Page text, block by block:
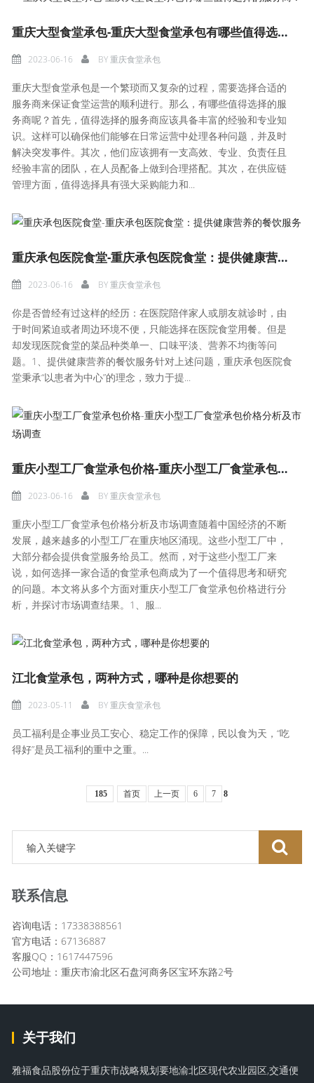
重庆大型食堂承包-重庆大型食堂承包有哪些值得选择的服务商？
2023-06-16 BY重庆食堂承包
重庆大型食堂承包是一个繁琐而又复杂的过程，需要选择合适的
服务商来保证食堂运营的顺利进行。那么，有哪些值得选择的服
务商呢？首先，值得选择的服务商应该具备丰富的经验和专业知
识。这样可以确保他们能够在日常运营中处理各种问题，并及时
解决突发事件。其次，他们应该拥有一支高效、专业、负责任且
经验丰富的团队，在人员配备上做到合理搭配。其次，在供应链
管理方面，值得选择具有强大采购能力和...
重庆承包医院食堂-重庆承包医院食堂：提供健康营养的餐饮服务
2023-06-16 BY重庆食堂承包
你是否曾经有过这样的经历：在医院陪伴家人或朋友就诊时，由
于时间紧迫或者周边环境不便，只能选择在医院食堂用餐。但是
却发现医院食堂的菜品种类单一、口味平淡、营养不均衡等问
题。1、提供健康营养的餐饮服务针对上述问题，重庆承包医院食
堂秉承“以患者为中心”的理念，致力于提...
重庆小型工厂食堂承包价格-重庆小型工厂食堂承包价格分析及市场调查
2023-06-16 BY重庆食堂承包
重庆小型工厂食堂承包价格分析及市场调查随着中国经济的不断
发展，越来越多的小型工厂在重庆地区涌现。这些小型工厂中，
大部分都会提供食堂服务给员工。然而，对于这些小型工厂来
说，如何选择一家合适的食堂承包商成为了一个值得思考和研究
的问题。本文将从多个方面对重庆小型工厂食堂承包价格进行分
析，并探讨市场调查结果。1、服...
江北食堂承包，两种方式，哪种是你想要的
2023-05-11 BY重庆食堂承包
员工福利是企事业员工安心、稳定工作的保障，民以食为天，“吃
得好”是员工福利的重中之重。...
185 首页 上一页 6 7 8
联系信息
咨询电话：17338388561
官方电话：67136887
客服QQ：1617447596
公司地址：重庆市渝北区石盘河商务区宝环东路2号
关于我们
雅福食品股份位于重庆市战略规划要地渝北区现代农业园区,交通便